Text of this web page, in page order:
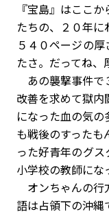
『宝島』はここ
たちの、２０年に
５４０ページの
たさ。だってね、
あの襲撃事件で
改善を求めて獄内
になった血の気
も戦後のすった
った好青年のグス
小学校の教師にな
オンちゃんの行
語は占領下の沖